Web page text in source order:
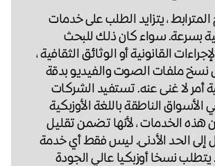
، يتزايد الطلب على خدمات
بسرعة. سواء كان ذلك للبحث
القانونية أو الوثائق الثقافية ،
نسخ ملفات الصوت والفيديو بدقة
أمر لا غنى عنه. تستفيد الشركات
الناطقة باللغة الأوزبكية
هذه الخدمات ، لأنها تضمن تقليل
إلى الحد الأدنى. ليس فقط أي خدمة
نسخا أوزبكيا عالي الجودة